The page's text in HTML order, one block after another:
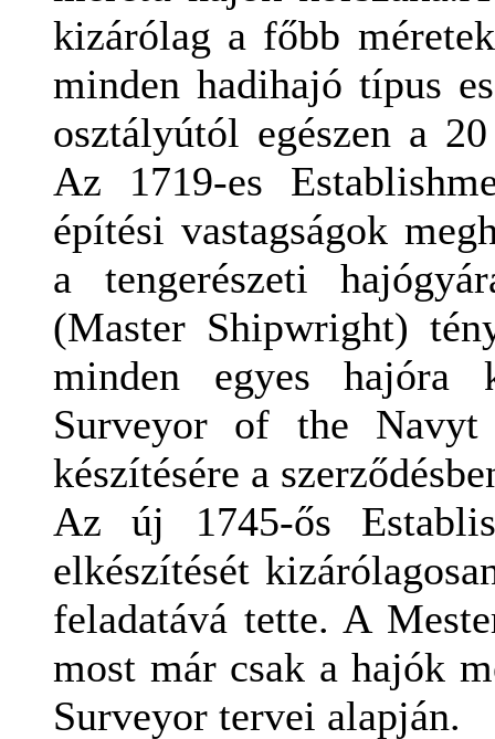
kizárólag a főbb
minden hadihajó típus
osztályútól egészen a
Az 1719-es
építési vastagságok
a tengerészeti
(Master Shipwright)
minden egyes hajóra
Surveyor of the
készítésére a
Az új 1745-ős
elkészítését
feladatává tette. A
most már csak a hajók
Surveyor tervei alapján.